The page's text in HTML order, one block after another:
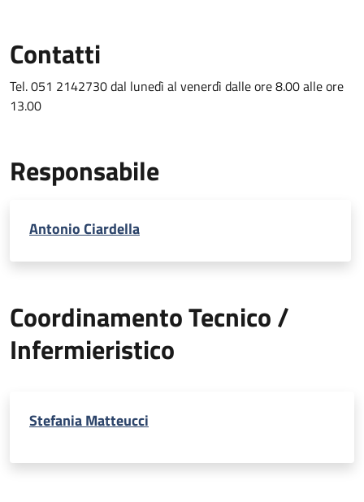
Contatti
Tel. 051 2142730 dal lunedì al venerdì dalle ore 8.00 alle ore
13.00
Responsabile
Antonio Ciardella
Coordinamento Tecnico /
Infermieristico
Stefania Matteucci